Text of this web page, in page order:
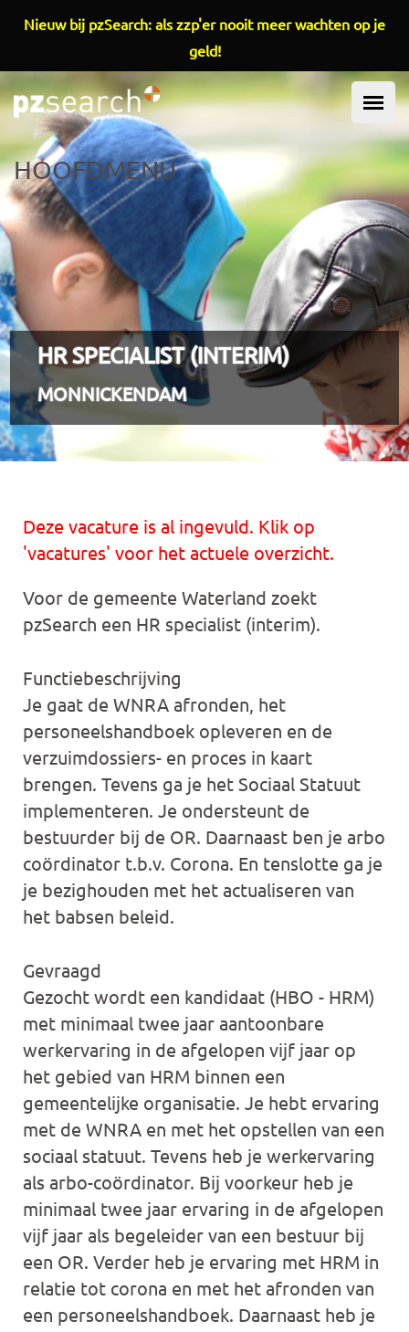
Overslaan en naar de inhoud gaan
HOOFDMENU
HR SPECIALIST (INTERIM)
MONNICKENDAM
Deze vacature is al ingevuld. Klik op
'vacatures' voor het actuele overzicht.
Voor de gemeente Waterland zoekt
pzSearch een HR specialist (interim).
Functiebeschrijving
Je gaat de WNRA afronden, het
personeelshandboek opleveren en de
verzuimdossiers- en proces in kaart
brengen. Tevens ga je het Sociaal Statuut
implementeren. Je ondersteunt de
bestuurder bij de OR. Daarnaast ben je arbo
coördinator t.b.v. Corona. En tenslotte ga je
je bezighouden met het actualiseren van
het babsen beleid.
Gevraagd
Gezocht wordt een kandidaat (HBO - HRM)
met minimaal twee jaar aantoonbare
werkervaring in de afgelopen vijf jaar op
het gebied van HRM binnen een
gemeentelijke organisatie. Je hebt ervaring
met de WNRA en met het opstellen van een
sociaal statuut. Tevens heb je werkervaring
als arbo-coördinator. Bij voorkeur heb je
minimaal twee jaar ervaring in de afgelopen
vijf jaar als begeleider van een bestuur bij
een OR. Verder heb je ervaring met HRM in
relatie tot corona en met het afronden van
een personeelshandboek. Daarnaast heb je
Nieuw bij pzSearch: als zzp'er nooit meer wachten op je
geld!